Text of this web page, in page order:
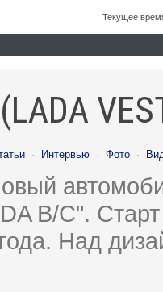
Текущее
· Интервью · Фото ·
B/C".
Над